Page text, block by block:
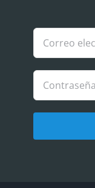
Política de
Política de